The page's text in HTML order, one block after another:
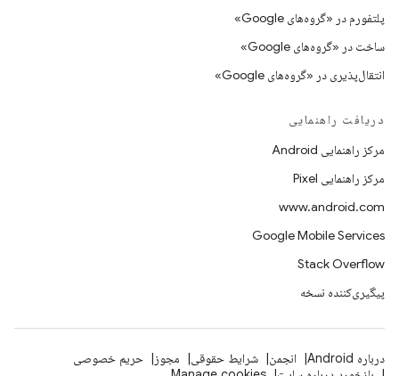
پلتفورم در «گروه‌های Google»
ساخت در «گروه‌های Google»
انتقال‌پذیری در «گروه‌های Google»
دریافت راهنمایی
مرکز راهنمایی Android
مرکز راهنمایی Pixel
www.android.com
Google Mobile Services
Stack Overflow
پیگیری‌کننده نسخه
درباره Android انجمن شرایط حقوقی مجوز
حریم خصوصی